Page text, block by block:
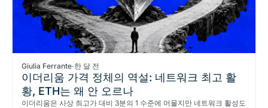
Giulia Ferrante·한 달 전
이더리움 가격 정체의 역설: 네트워크 최고 활
황, ETH는 왜 안 오르나
이더리움은 사상 최고가 대비 3분의 1 수준에 머물지만 네트워크 활성도